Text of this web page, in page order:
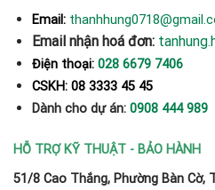
Email:
Email nhận hoá đơn:
Điện thoại: 028 6679 7406
CSKH: 08 3333 45 45
Dành cho dự án: 0908 444 989
HỖ TRỢ KỸ THUẬT - BẢO HÀNH
51/8 Cao Thắng, Phường Bàn Cờ,